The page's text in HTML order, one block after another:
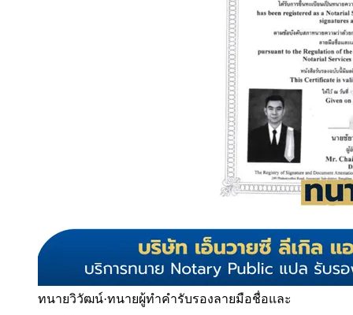
ทนายวิวัฒน์·ทนายผู้ทำคำรับรองลายมือชื่อและ